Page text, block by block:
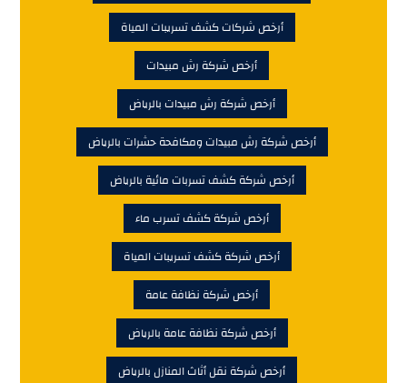
أرخص شركات كشف تسريبات المياة
أرخص شركة رش مبيدات
أرخص شركة رش مبيدات بالرياض
أرخص شركة رش مبيدات ومكافحة حشرات بالرياض
أرخص شركة كشف تسربات مائية بالرياض
أرخص شركة كشف تسرب ماء
أرخص شركة كشف تسريبات المياة
أرخص شركة نظافة عامة
أرخص شركة نظافة عامة بالرياض
أرخص شركة نقل أثاث المنازل بالرياض